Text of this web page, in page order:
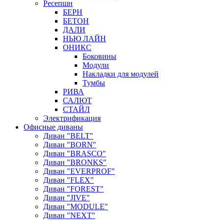
Ресепшн
БЕРН
БЕТОН
ДАЛИ
НЬЮ ЛАЙН
ОНИКС
Боковины
Модули
Накладки для модулей
Тумбы
РИВА
САЛЮТ
СТАЙЛ
Электрификация
Офисные диваны
Диван "BELT"
Диван "BORN"
Диван "BRASCO"
Диван "BRONKS"
Диван "EVERPROF"
Диван "FLEX"
Диван "FOREST"
Диван "JIVE"
Диван "MODULE"
Диван "NEXT"